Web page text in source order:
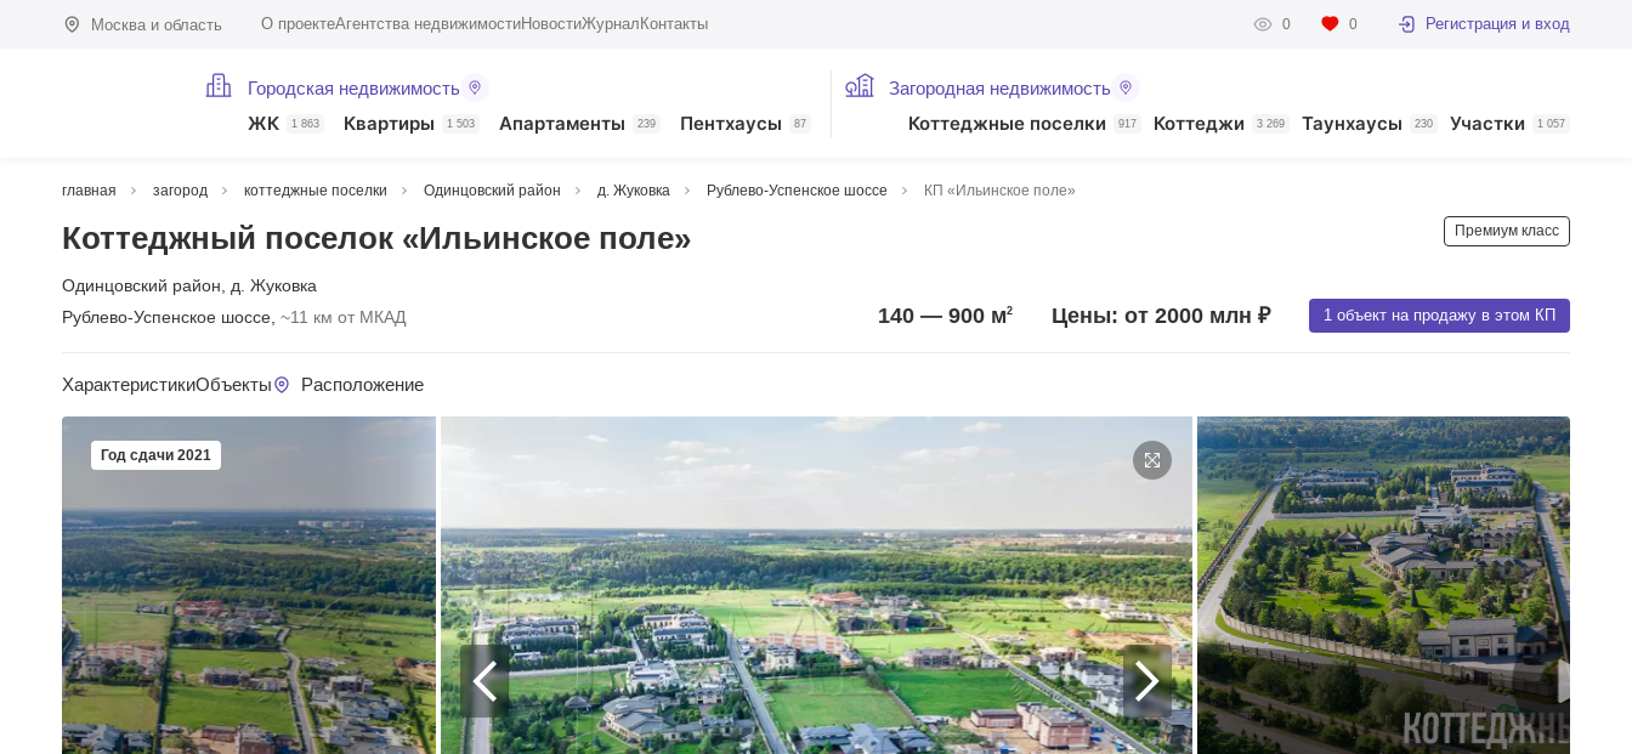
Москва и область О проектеАгентства недвижимостиНовостиЖурнал Контакты 0 0 Регистрация и вход
Городская недвижимость
ЖК 1 863 Квартиры 1 503 Апартаменты 239 Пентхаусы 87
Загородная недвижимость
Коттеджные поселки 917 Коттеджи 3 269 Таунхаусы 230 Участки 1 057
главная загород коттеджные поселки Одинцовский район д. Жуковка Рублево-Успенское шоссе КП «Ильинское поле»
Премиум класс
Коттеджный поселок «Ильинское поле»
Одинцовский район
д. Жуковка
Рублево-Успенское шоссе, ~11 км от МКАД 1 объект на продажу в этом КП
Цены: от 2000 млн ₽
140 — 900 м2
ХарактеристикиОбъекты Расположение
Год сдачи 2021